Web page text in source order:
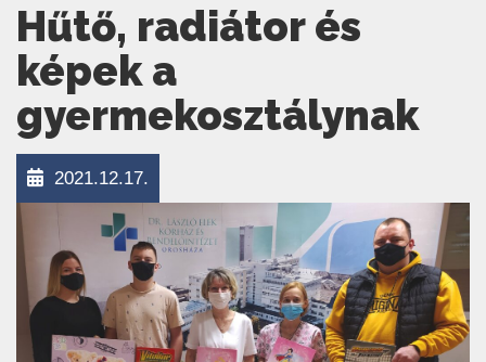
Hűtő, radiátor és
képek a
gyermekosztálynak
2021.12.17.